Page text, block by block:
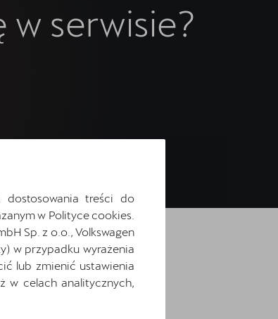
w serwisie?
dostosowania treści do
w Polityce cookies.
Sp. z o.o., Volkswagen
w przypadku wyrażenia
lub zmienić ustawienia
w celach analitycznych,